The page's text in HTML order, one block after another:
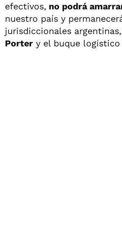
efectivos, no podrá
nuestro país y
jurisdiccionales argentinas,
Porter y el buque logístico